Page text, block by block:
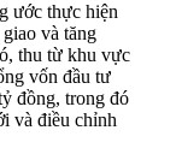
ước thực hiện
và tăng
thu từ khu vực
vốn đầu tư
đồng, trong đó
và điều chỉnh